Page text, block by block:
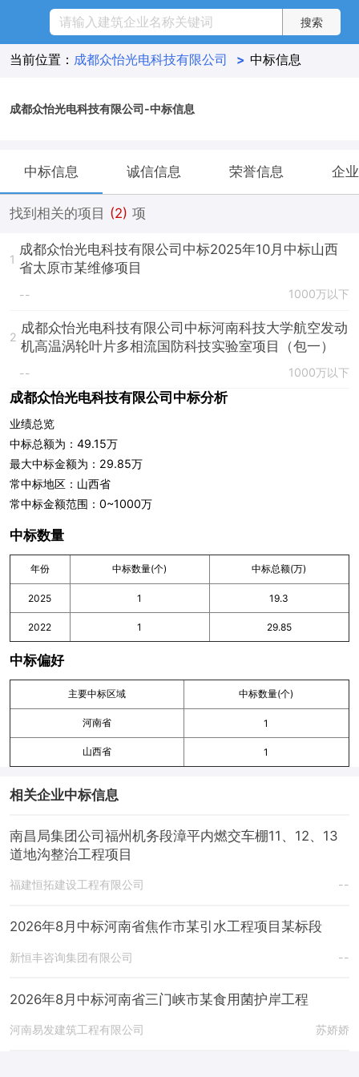
当前位置： 成都众怡光电科技有限公司 > 中标信息
成都众怡光电科技有限公司-中标信息
中标信息 诚信信息 荣誉信息 企
找到相关的项目 (2) 项
1
成都众怡光电科技有限公司中标2025年10月中标山西
省太原市某维修项目
-- 1000万以下
2
成都众怡光电科技有限公司中标河南科技大学航空发动
机高温涡轮叶片多相流国防科技实验室项目（包一）
-- 1000万以下
成都众怡光电科技有限公司中标分析
业绩总览
中标总额为：49.15万
最大中标金额为：29.85万
常中标地区：山西省
常中标金额范围：0~1000万
中标数量
年份 中标数量(个) 中标总额(万)
2025 1 19.3
2022 1 29.85
中标偏好
主要中标区域 中标数量(个)
河南省 1
山西省 1
相关企业中标信息
南昌局集团公司福州机务段漳平内燃交车棚11、12、13
道地沟整治工程项目
福建恒拓建设工程有限公司 --
2026年8月中标河南省焦作市某引水工程项目某标段
新恒丰咨询集团有限公司 --
2026年8月中标河南省三门峡市某食用菌护岸工程
河南易发建筑工程有限公司 苏娇娇